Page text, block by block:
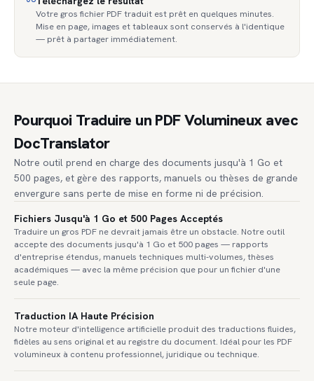
Votre gros fichier PDF traduit est prêt en quelques minutes.
Mise en page, images et tableaux sont conservés à l'identique
— prêt à partager immédiatement.
Pourquoi Traduire un PDF Volumineux avec
DocTranslator
Notre outil prend en charge des documents jusqu'à 1 Go et
500 pages, et gère des rapports, manuels ou thèses de grande
envergure sans perte de mise en forme ni de précision.
Fichiers Jusqu'à 1 Go et 500 Pages Acceptés
Traduire un gros PDF ne devrait jamais être un obstacle. Notre outil
accepte des documents jusqu'à 1 Go et 500 pages — rapports
d'entreprise étendus, manuels techniques multi-volumes, thèses
académiques — avec la même précision que pour un fichier d'une
seule page.
Traduction IA Haute Précision
Notre moteur d'intelligence artificielle produit des traductions fluides,
fidèles au sens original et au registre du document. Idéal pour les PDF
volumineux à contenu professionnel, juridique ou technique.